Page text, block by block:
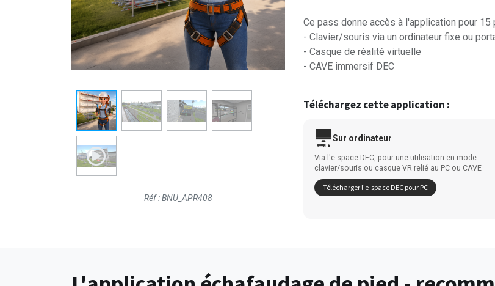
Réf : BNU_APR408
Ce pass donne accès à l'application pour
- Clavier/souris via un ordinateur fixe ou
- Casque de réalité virtuelle
- CAVE immersif DEC
Téléchargez cette application :
Sur ordinateur
Via l'e-space DEC, pour une utilisation en mode :
clavier/souris ou casque VR relié au PC ou CAVE
Télécharger l'e-space DEC pour PC